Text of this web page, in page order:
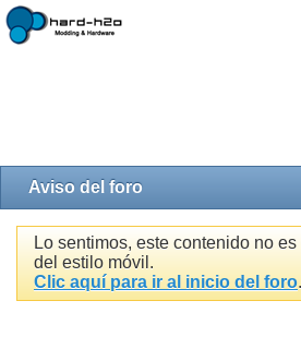
Aviso del foro
Lo sentimos, este contenido no
del estilo móvil.
Clic aquí para ir al inicio del foro.